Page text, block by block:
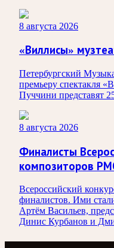
8 августа 2026
«Виллисы»
Петербургский
премьеру спектакля
Пуччини представят
8 августа 2026
Финалисты
композиторов
Всероссийский
финалистов. Ими
Артём Васильев,
Динис Курбанов и